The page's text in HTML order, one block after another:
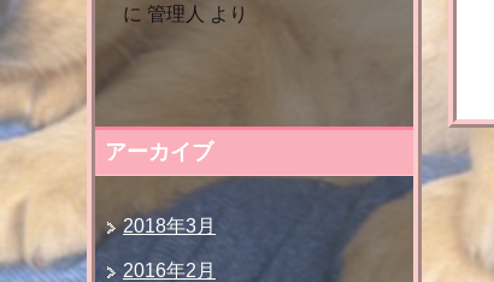
に 管理人 より
アーカイブ
2018年3月
2016年2月